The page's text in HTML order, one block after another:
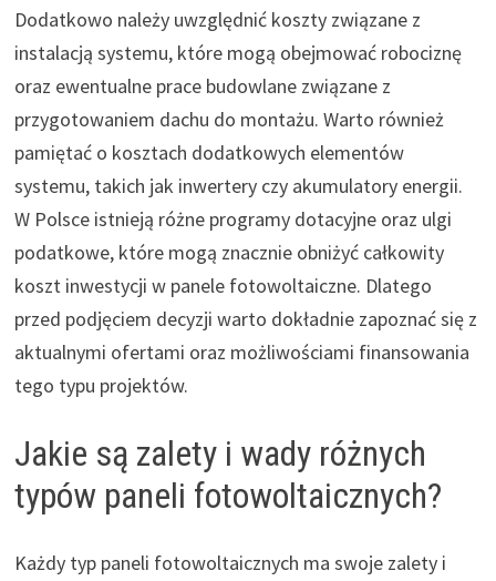
Dodatkowo należy uwzględnić koszty związane z
instalacją systemu, które mogą obejmować robociznę
oraz ewentualne prace budowlane związane z
przygotowaniem dachu do montażu. Warto również
pamiętać o kosztach dodatkowych elementów
systemu, takich jak inwertery czy akumulatory energii.
W Polsce istnieją różne programy dotacyjne oraz ulgi
podatkowe, które mogą znacznie obniżyć całkowity
koszt inwestycji w panele fotowoltaiczne. Dlatego
przed podjęciem decyzji warto dokładnie zapoznać się z
aktualnymi ofertami oraz możliwościami finansowania
tego typu projektów.
Jakie są zalety i wady różnych
typów paneli fotowoltaicznych?
Każdy typ paneli fotowoltaicznych ma swoje zalety i